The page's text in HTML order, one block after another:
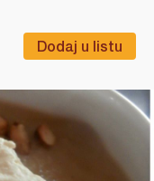
Dodaj u listu